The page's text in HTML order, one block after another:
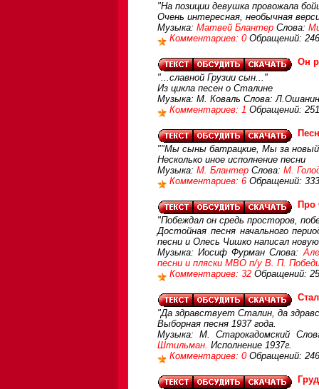
"На позиции девушка провожала
Очень интересная, необычная
Музыка: Матвей Блантер Слова:
Комментариев: 0 Обращений:
Он
"...славной Грузии сын..."
Из цикла песен о Сталине
Музыка: М. Коваль Слова:
Комментариев: 1 Обращений:
""Мы сыны батрацкие, Мы за
Несколько иное исполнение песни
Музыка: М. Блантер Слова: М.
Комментариев: 6 Обращений:
Про
"Побеждал он средь просторов,
Достойная песня начального
песни и Олесь Чишко написал
Музыка: Иосиф Фурман Слова:
песни и пляски МВО п/у В. П.
Комментариев: 32 Обращений:
"Да здравствует Сталин, да
Выборная песня 1937 года.
Музыка: М. Старокадомский
Штильман. Исполнение 1937г.
Комментариев: 0 Обращений: